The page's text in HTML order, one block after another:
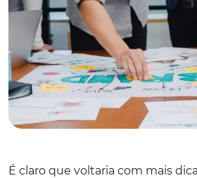
É claro que voltaria com mais